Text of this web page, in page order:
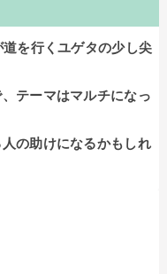
を行くユゲタの少し尖
テーマはマルチになっ
の助けになるかもしれ